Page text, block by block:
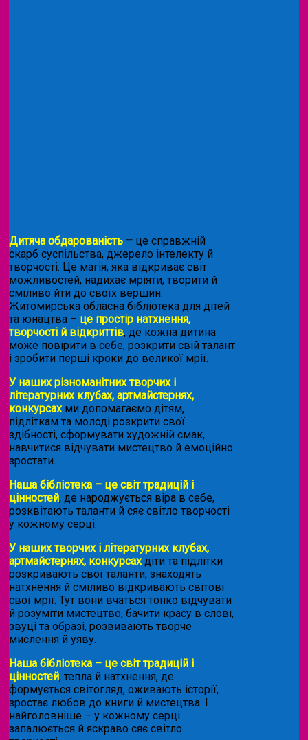
Дитяча обдарованість – це справжній
скарб суспільства, джерело інтелекту й
творчості. Це магія, яка відкриває світ
можливостей, надихає мріяти, творити й
сміливо йти до своїх вершин.
Житомирська обласна бібліотека для дітей
та юнацтва – це простір натхнення,
творчості й відкриттів, де кожна дитина
може повірити в себе, розкрити свій талант
і зробити перші кроки до великої мрії.
У наших різноманітних творчих і
літературних клубах, артмайстернях,
конкурсахми допомагаємо дітям,
підліткам та молоді розкрити свої
здібності, сформувати художній смак,
навчитися відчувати мистецтво й емоційно
зростати.
Наша бібліотека – це світ традицій і
цінностей, де народжується віра в себе,
розквітають таланти й сяє світло творчості
у кожному серці.
У наших творчих і літературних клубах,
артмайстернях, конкурсахдіти та підлітки
розкривають свої таланти, знаходять
натхнення й сміливо відкривають світові
свої мрії. Тут вони вчаться тонко відчувати
й розуміти мистецтво, бачити красу в слові,
звуці та образі, розвивають творче
мислення й уяву.
Наша бібліотека – це світ традицій і
цінностей, тепла й натхнення, де
формується світогляд, оживають історії,
зростає любов до книги й мистецтва. І
найголовніше – у кожному серці
запалюється й яскраво сяє світло